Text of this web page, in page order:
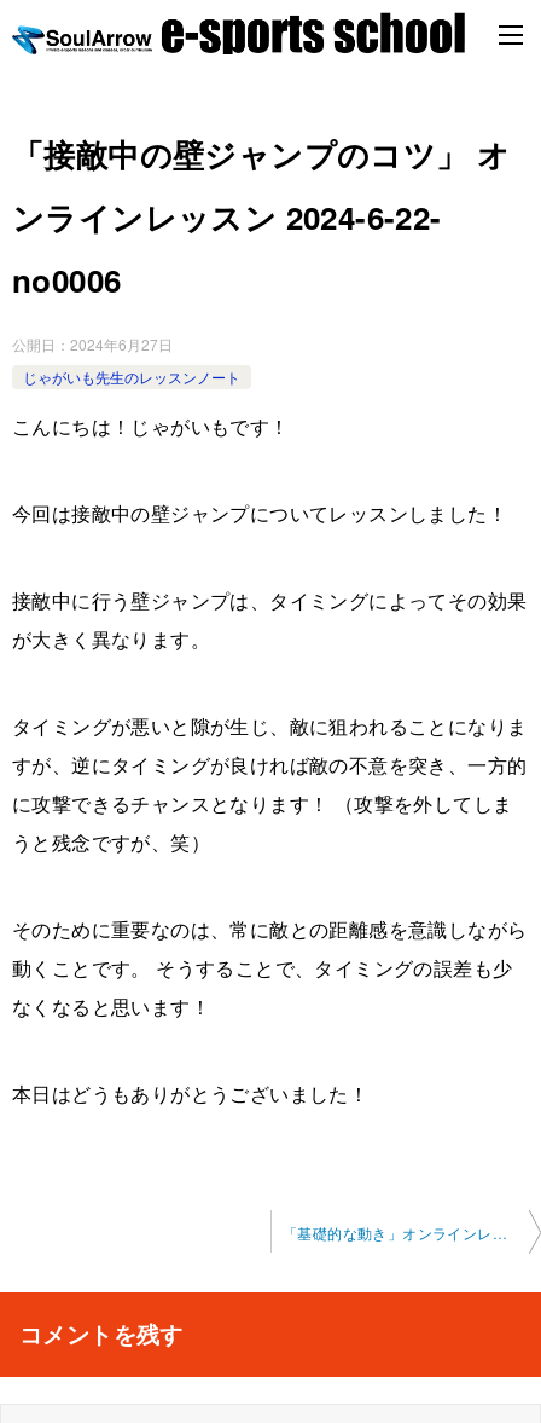
「接敵中の壁ジャンプのコツ」 オ
ンラインレッスン 2024-6-22-
no0006
公開日： 2024年6月27日
じゃがいも先生のレッスンノート
こんにちは！じゃがいもです！
今回は接敵中の壁ジャンプについてレッスンしました！
接敵中に行う壁ジャンプは、タイミングによってその効果
が大きく異なります。
タイミングが悪いと隙が生じ、敵に狙われることになりま
すが、逆にタイミングが良ければ敵の不意を突き、一方的
に攻撃できるチャンスとなります！ （攻撃を外してしま
うと残念ですが、笑）
そのために重要なのは、常に敵との距離感を意識しながら
動くことです。 そうすることで、タイミングの誤差も少
なくなると思います！
本日はどうもありがとうございました！
ビ
「基礎的な動き」オンラインレッスン 2024-7-4-no0006
コメントを残す